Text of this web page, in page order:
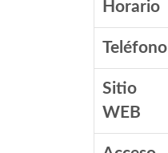
Horario
Teléfono
Sitio
WEB